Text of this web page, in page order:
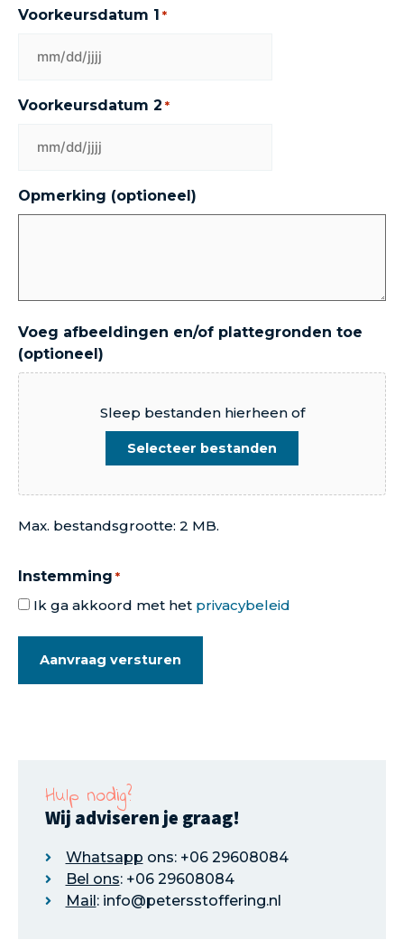
Voorkeursdatum 1 *
Voorkeursdatum 2 *
Opmerking (optioneel)
Voeg afbeeldingen en/of plattegronden toe
(optioneel)
Sleep bestanden hierheen of
Selecteer bestanden
Max. bestandsgrootte: 2 MB.
Instemming *
Ik ga akkoord met het privacybeleid
Hulp nodig?
Wij adviseren je graag!
Whatsapp ons: +06 29608084
Bel ons: +06 29608084
Mail: info@petersstoffering.nl